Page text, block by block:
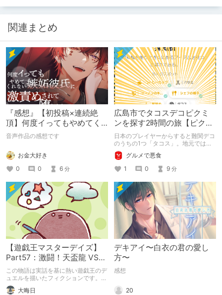
関連まとめ
『感想』【初投稿×連続絶
頂】何度イってもやめてく
れない嫉妬彼氏に激責めさ
音声作品の感想です
お金大好き
0
0 6 分
広島市でタコスデコピクミ
ンを探す2時間の旅【ピクミ
ンブルーム / Pikmin
Bloom】
日本のプレイヤーからすると難関デコ
のうちの1つ「タコス」。地元では見
つけられなかった男が広島で探す旅を
お送りします。ねくすと5月のテーマ
「お出かけの記録」。
グルメで悪食
1
0 9 分
【遊戯王マスターデイズ】
Part57：激闘！天盃龍 VS
千年D【架空デュエル】
この物語は実話を基に熱い遊戯王のデ
ュエルを描いたフィクションです。
（自分用メモ：2025-05-14）
大晦日
デキアイ〜白衣の君の愛し
方〜
感想
20